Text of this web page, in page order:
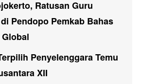
Ratusan Guru
Pendopo Pemkab Bahas
Penyelenggara Temu
XII